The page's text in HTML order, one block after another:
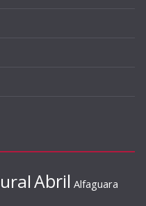
Abril Alfaguara